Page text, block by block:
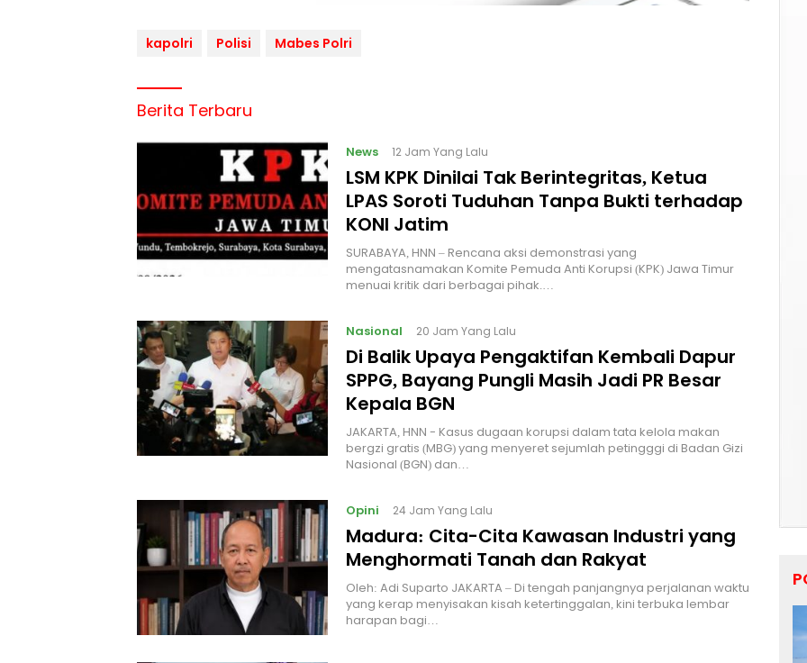
kapolri Polisi Mabes Polri
Berita Terbaru
News 12 Jam Yang Lalu
LSM KPK Dinilai Tak Berintegritas, Ketua
LPAS Soroti Tuduhan Tanpa Bukti terhadap
KONI Jatim
SURABAYA, HNN – Rencana aksi demonstrasi yang
mengatasnamakan Komite Pemuda Anti Korupsi (KPK) Jawa Timur
menuai kritik dari berbagai pihak.…
Nasional 20 Jam Yang Lalu
Di Balik Upaya Pengaktifan Kembali Dapur
SPPG, Bayang Pungli Masih Jadi PR Besar
Kepala BGN
JAKARTA, HNN - Kasus dugaan korupsi dalam tata kelola makan
bergzi gratis (MBG) yang menyeret sejumlah petingggi di Badan Gizi
Nasional (BGN) dan…
Opini 24 Jam Yang Lalu
Madura: Cita-Cita Kawasan Industri yang
Menghormati Tanah dan Rakyat
Oleh: Adi Suparto JAKARTA – Di tengah panjangnya perjalanan waktu
yang kerap menyisakan kisah ketertinggalan, kini terbuka lembar
harapan bagi…